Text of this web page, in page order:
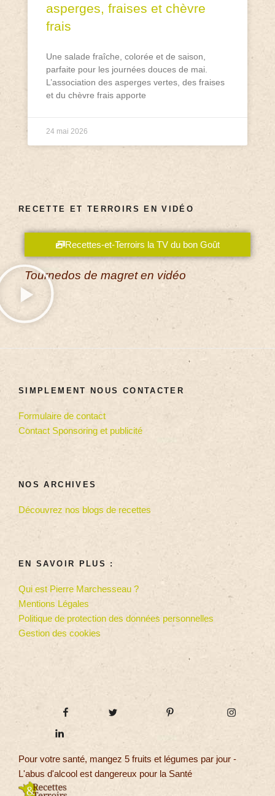
asperges, fraises et chèvre
frais
Une salade fraîche, colorée et de saison,
parfaite pour les journées douces de mai.
L’association des asperges vertes, des fraises
et du chèvre frais apporte
24 mai 2026
RECETTE ET TERROIRS EN VIDÉO
Recettes-et-Terroirs la TV du bon Goût
Tournedos de magret en vidéo
SIMPLEMENT NOUS CONTACTER
Formulaire de contact
Contact Sponsoring et publicité
NOS ARCHIVES
Découvrez nos blogs de recettes
EN SAVOIR PLUS :
Qui est Pierre Marchesseau ?
Mentions Légales
Politique de protection des données personnelles
Gestion des cookies
Pour votre santé, mangez 5 fruits et légumes par jour -
L'abus d'alcool est dangereux pour la Santé